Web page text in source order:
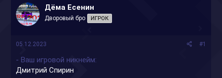
р
т
е
н
ч
Дëма Есенин
Дворовый бро ИГРОК
05.12.2023 #1
- Ваш игровой никнейм
Дмитрий Спирин